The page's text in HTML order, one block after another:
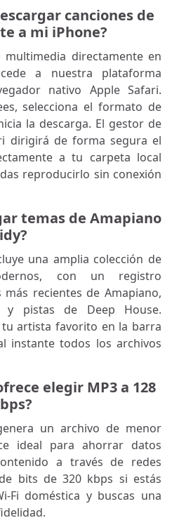
canciones de
a mi iPhone?
directamente en
a nuestra plataforma
nativo Apple Safari.
selecciona el formato de
la descarga. El gestor de
dirigirá de forma segura el
a tu carpeta local
reproducirlo sin conexión
temas de Amapiano
una amplia colección de
con un registro
recientes de Amapiano,
y pistas de Deep House.
artista favorito en la barra
instante todos los archivos
elegir MP3 a 128
un archivo de menor
ideal para ahorrar datos
a través de redes
bits de 320 kbps si estás
Fi doméstica y buscas una